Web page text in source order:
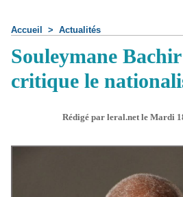
Accueil > Actualités
Souleymane
critique le
Rédigé par leral.net le Mardi